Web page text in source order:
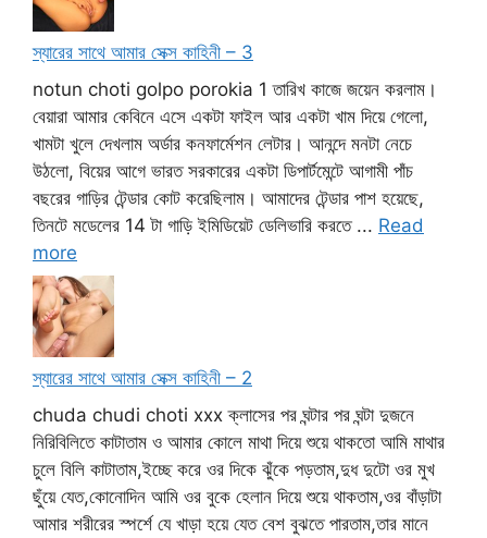
স্যারের সাথে আমার সেক্স কাহিনী – 3
notun choti golpo porokia 1 তারিখ কাজে জয়েন করলাম।
বেয়ারা আমার কেবিনে এসে একটা ফাইল আর একটা খাম দিয়ে গেলো,
খামটা খুলে দেখলাম অর্ডার কনফার্মেশন লেটার। আনন্দে মনটা নেচে
উঠলো, বিয়ের আগে ভারত সরকারের একটা ডিপার্টমেন্টে আগামী পাঁচ
বছরের গাড়ির টেন্ডার কোট করেছিলাম। আমাদের টেন্ডার পাশ হয়েছে,
তিনটে মডেলের 14 টা গাড়ি ইমিডিয়েট ডেলিভারি করতে ... Read
more
স্যারের সাথে আমার সেক্স কাহিনী – 2
chuda chudi choti xxx ক্লাসের পর ঘন্টার পর ঘন্টা দুজনে
নিরিবিলিতে কাটাতাম ও আমার কোলে মাথা দিয়ে শুয়ে থাকতো আমি মাথার
চুলে বিলি কাটাতাম,ইচ্ছে করে ওর দিকে ঝুঁকে পড়তাম,দুধ দুটো ওর মুখ
ছুঁয়ে যেত,কোনোদিন আমি ওর বুকে হেলান দিয়ে শুয়ে থাকতাম,ওর বাঁড়াটা
আমার শরীরের স্পর্শে যে খাড়া হয়ে যেত বেশ বুঝতে পারতাম,তার মানে